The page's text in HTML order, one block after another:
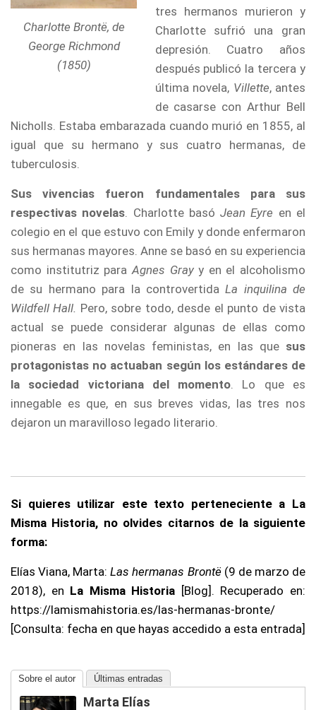
Charlotte Brontë, de
George Richmond
(1850)
tres hermanos murieron y
Charlotte sufrió una gran
depresión. Cuatro años
después publicó la tercera y
última novela, Villette, antes
de casarse con Arthur Bell
Nicholls. Estaba embarazada cuando murió en 1855, al
igual que su hermano y sus cuatro hermanas, de
tuberculosis.
Sus vivencias fueron fundamentales para sus
respectivas novelas . Charlotte basóJean Eyre en el
colegio en el que estuvo con Emily y donde enfermaron
sus hermanas mayores. Anne se basó en su experiencia
como institutriz para Agnes Grayy en el alcoholismo
de su hermano para la controvertidaLa inquilina de
Wildfell Hall. Pero, sobre todo, desde el punto de vista
actual se puede considerar algunas de ellas como
pioneras en las novelas feministas, en las que sus
protagonistas no actuaban según los estándares de
la sociedad victoriana del momento . Lo que es
innegable es que, en sus breves vidas, las tres nos
dejaron un maravilloso legado literario.
Si quieres utilizar este texto perteneciente a La
Misma Historia, no olvides citarnos de la siguiente
forma:
Elías Viana, Marta:Las hermanas Brontë (9 de marzo de
2018), en La Misma Historia [Blog]. Recuperado en:
https://lamismahistoria.es/las-hermanas-bronte/
[Consulta: fecha en que hayas accedido a esta entrada]
Sobre el autor Últimas entradas
Marta Elías